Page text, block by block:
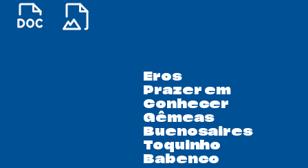
Eros
Prazer em
Conhecer
Gêmeas
Buenosaires
Toquinho
Babenco